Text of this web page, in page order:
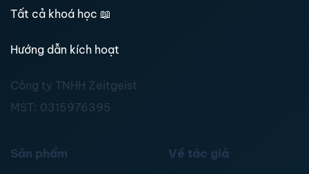
Tất cả khoá học 📖
Hướng dẫn kích hoạt
Công ty TNHH Zeitgeist
MST: 0315976395
Sản phẩm Về tác giả